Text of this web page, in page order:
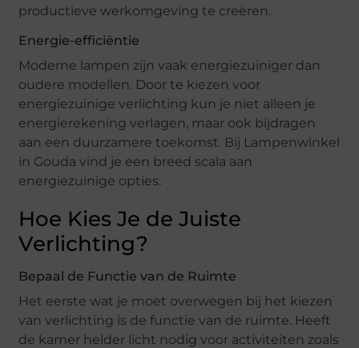
productieve werkomgeving te creëren.
Energie-efficiëntie
Moderne lampen zijn vaak energiezuiniger dan
oudere modellen. Door te kiezen voor
energiezuinige verlichting kun je niet alleen je
energierekening verlagen, maar ook bijdragen
aan een duurzamere toekomst. Bij Lampenwinkel
in Gouda vind je een breed scala aan
energiezuinige opties.
Hoe Kies Je de Juiste
Verlichting?
Bepaal de Functie van de Ruimte
Het eerste wat je moet overwegen bij het kiezen
van verlichting is de functie van de ruimte. Heeft
de kamer helder licht nodig voor activiteiten zoals